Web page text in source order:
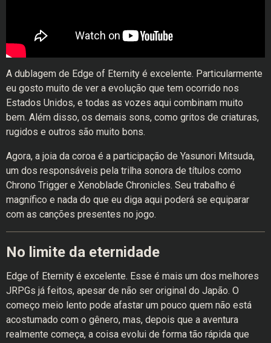
A dublagem de Edge of Eternity é excelente. Particularmente
eu gosto muito de ver a evolução que tem ocorrido nos
Estados Unidos, e todas as vozes aqui combinam muito
bem. Além disso, os demais sons, como gritos de criaturas,
rugidos e outros são muito bons.
Agora, a joia da coroa é a participação de Yasunori Mitsuda,
um dos responsáveis pela trilha sonora de títulos como
Chrono Trigger e Xenoblade Chronicles. Seu trabalho é
magnífico e nada do que eu diga aqui poderá se equiparar
com as canções presentes no jogo.
No limite da eternidade
Edge of Eternity é excelente. Esse é mais um dos melhores
JRPGs já feitos, apesar de não ser original do Japão. O
começo meio lento pode afastar um pouco quem não está
acostumado com o gênero, mas, depois que a aventura
realmente começa, a coisa evolui de forma tão rápida que